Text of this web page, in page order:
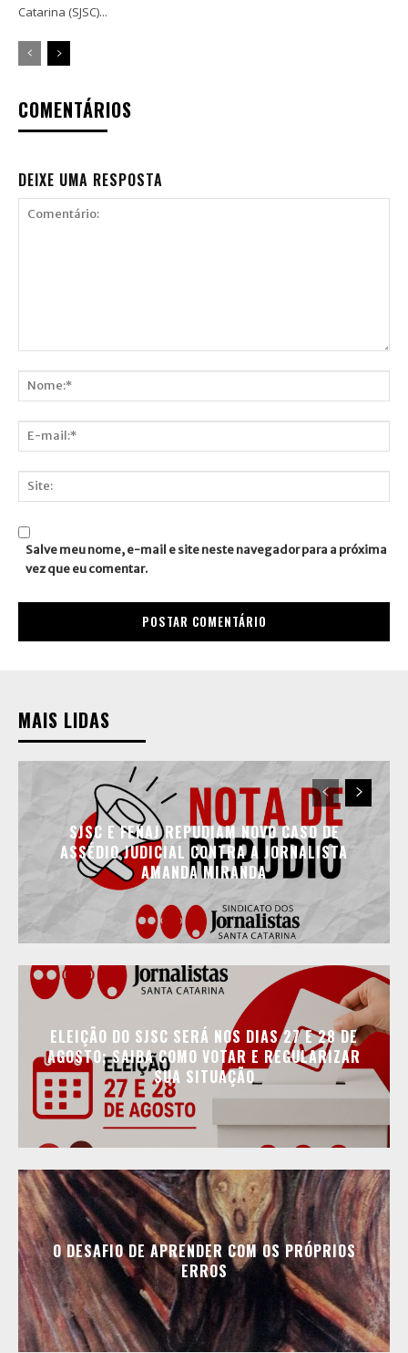
Catarina (SJSC)...
COMENTÁRIOS
DEIXE UMA RESPOSTA
mail:*
Salve meu nome, e-mail e site neste navegador para a próxima
vez que eu comentar.
MAIS LIDAS
SJSC E FENAJ REPUDIAM NOVO CASO DE
ASSÉDIO JUDICIAL CONTRA A JORNALISTA
AMANDA MIRANDA
ELEIÇÃO DO SJSC SERÁ NOS DIAS 27 E 28 DE
AGOSTO; SAIBA COMO VOTAR E REGULARIZAR
SUA SITUAÇÃO
O DESAFIO DE APRENDER COM OS PRÓPRIOS
ERROS